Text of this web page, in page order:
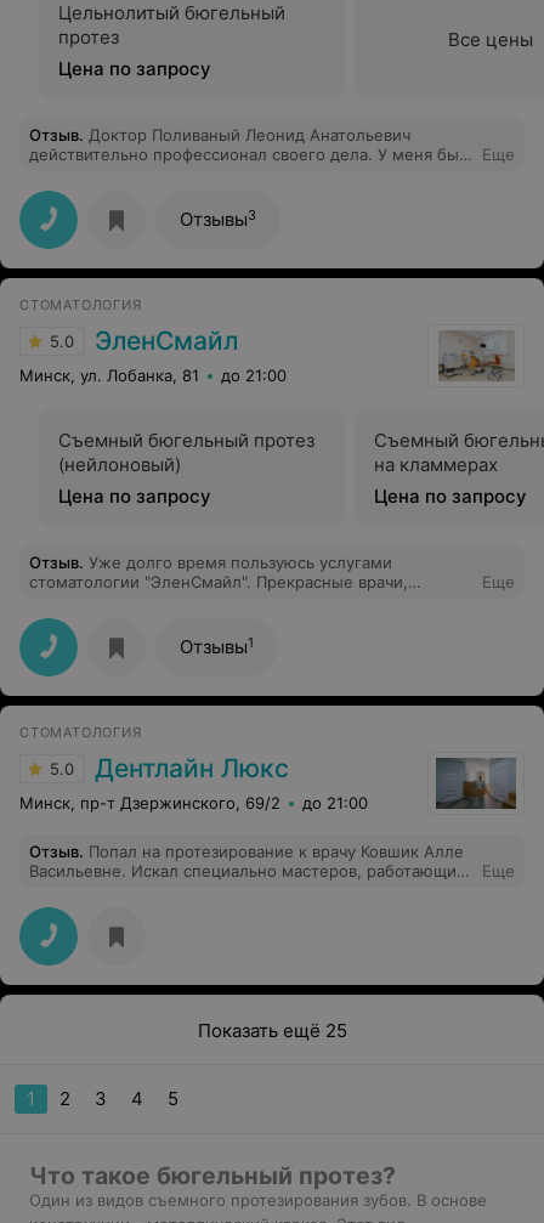
Цельнолитый бюгельный
протез
Цена по запросу
Все цены
Отзыв. Доктор Поливаный Леонид Анатольевич
действительно профессионал своего дела. У меня был
вырывать зубы и вставить имплантаты. Леонид
Анатольевич единственный, кто смог спасти мою
улыбку и сохранить мои зубы. Залечил каналы под
микроскопом (такая услуга есть далеко не во всех
клиниках) и поставил современные коронки. Также
безболезненно. Бесконечно благодарна, буду
обращаться еще!
Еще
Отзывы3
СТОМАТОЛОГИЯ
5.0 ЭленСмайл
Минск, ул. Лобанка, 81 до 21:00
Съемный бюгельный протез
(нейлоновый)
Цена по запросу
Съемный
на кламмерах
Цена по запросу
Отзыв. Уже долго время пользуюсь услугами
стоматологии "ЭленСмайл". Прекрасные врачи,
Владимировне, чуткий врач и профессионал своего
дела!
Еще
Отзывы1
СТОМАТОЛОГИЯ
5.0 Дентлайн Люкс
Минск, пр-т Дзержинского, 69/2 до 21:00
Отзыв. Попал на протезирование к врачу Ковшик Алле
Васильевне. Искал специально мастеров, работающих
объяснили и рассказали. Работу выполнили быстро и
мастерски!! Алле Васильевне низкий поклон.
Еще
Показать ещё 25
1 2 3 4 5
Что такое бюгельный протез?
Один из видов съемного протезирования зубов. В основе